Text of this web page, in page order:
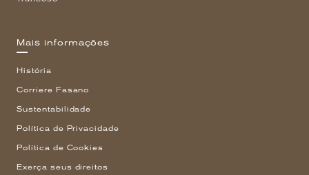
Mais informações
História
Corriere Fasano
Sustentabilidade
Política de Privacidade
Política de Cookies
Exerça seus direitos